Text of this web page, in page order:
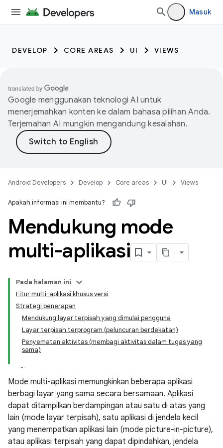
Masuk
DEVELOP CORE AREAS UI VIEWS
Google menggunakan teknologi AI untuk
menerjemahkan konten ke dalam bahasa pilihan Anda.
Terjemahan AI mungkin mengandung kesalahan.
Android Developers Develop Core areas UI Views
Apakah informasi ini membantu?
Mendukung mode
multi-aplikasi
Pada halaman ini
Fitur multi-aplikasi khusus versi
Strategi penerapan
Mendukung layar terpisah yang dimulai pengguna
Layar terpisah terprogram (peluncuran berdekatan)
Penyematan aktivitas (membagi aktivitas dalam tugas yang
sama)
Mode multi-aplikasi memungkinkan beberapa aplikasi
berbagi layar yang sama secara bersamaan. Aplikasi
dapat ditampilkan berdampingan atau satu di atas yang
lain (mode layar terpisah), satu aplikasi di jendela kecil
yang menempatkan aplikasi lain (mode picture-in-picture),
atau aplikasi terpisah yang dapat dipindahkan, jendela